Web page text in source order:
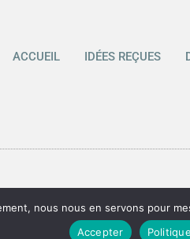
ACCUEIL IDÉES REÇUES
Conditions Générales
nous nous en servons pour
Accepter